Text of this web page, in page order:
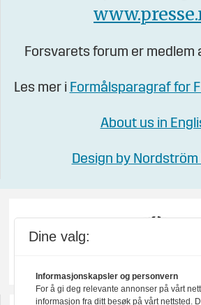
Forsvarets forum er medlem
Les mer i Formålsparagraf for
About us in
Design by Nordström
Dine valg:
Informasjonskapsler og personvern
For å gi deg relevante annonser på vårt
informasjon fra ditt besøk på vårt nettsted.